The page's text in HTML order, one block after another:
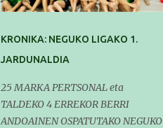
KRONIKA: NEGUKO LIGAKO 1.
JARDUNALDIA
25 MARKA PERTSONAL eta
TALDEKO 4 ERREKOR BERRI
ANDOAINEN OSPATUTAKO NEGUKO